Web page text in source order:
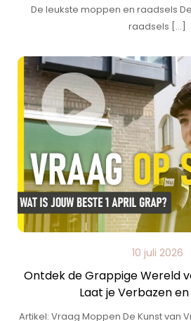
De leukste moppen en raadsels
raadsels […]
10 juli 2026
Ontdek de Grappige Wereld
Laat je Verbazen
Artikel: Vraag Moppen De Kunst van